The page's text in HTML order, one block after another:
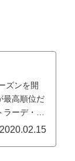
ズンを開
最高順位だ
ラーデ・ビ
2020.02.15